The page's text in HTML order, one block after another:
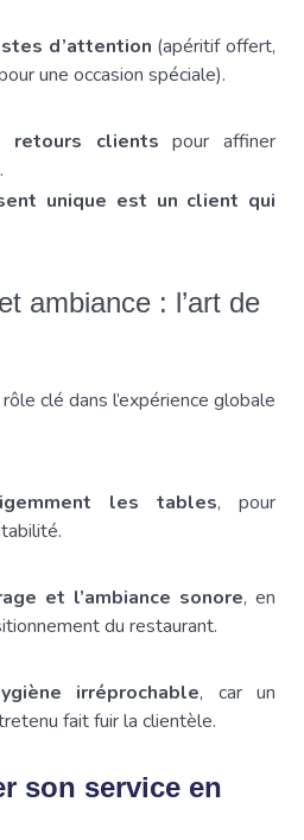
d’attention (apéritif offert,
une occasion spéciale).
retours clients pour affiner
unique est un client qui
ambiance : l’art de
clé dans l’expérience globale
les tables, pour
et l’ambiance sonore, en
du restaurant.
irréprochable, car un
fait fuir la clientèle.
son service en